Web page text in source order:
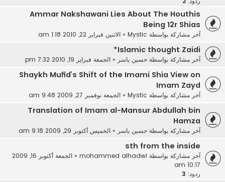
Ammar Nakshawani Lies About The Houthis
Being 12r Shias
آخر مشاركة بواسطة Mystic
« الاثنين فبراير 22, 2010 1:18 am
Islamic thought Zaidi*
آخر مشاركة بواسطة حسين ياسر« الجمعة فبراير 19, 2010 7:32 pm
Shaykh Mufid’s Shift of the Imami Shia View on
Imam Zayd
آخر مشاركة بواسطة Mystic
« الجمعة نوفمبر 27, 2009 9:48 am
Translation of Imam al-Mansur Abdullah bin
Hamza
آخر مشاركة بواسطة حسين ياسر« الخميس أكتوبر 29, 2009 9:18 am
sth from the inside
آخر مشاركة بواسطة mohammed alhadwi
«
الجمعة أكتوبر 16, 2009
10:17 am
ردود: 3